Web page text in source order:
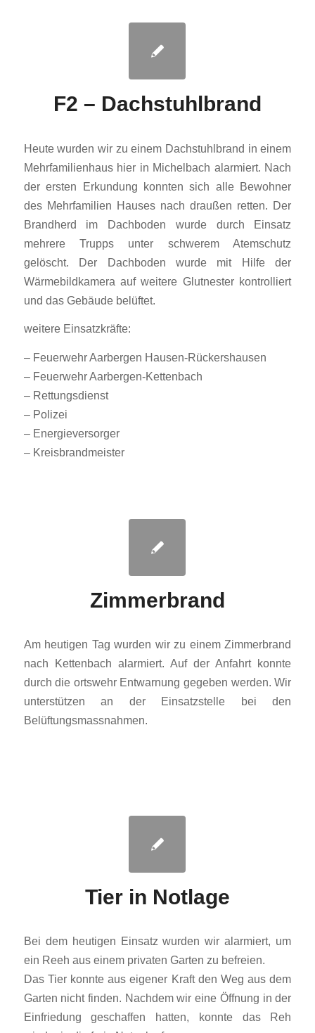
F2 – Dachstuhlbrand
Heute wurden wir zu einem Dachstuhlbrand in einem
Mehrfamilienhaus hier in Michelbach alarmiert. Nach
der ersten Erkundung konnten sich alle Bewohner
des Mehrfamilien Hauses nach draußen retten. Der
Brandherd im Dachboden wurde durch Einsatz
mehrere Trupps unter schwerem Atemschutz
gelöscht. Der Dachboden wurde mit Hilfe der
Wärmebildkamera auf weitere Glutnester kontrolliert
und das Gebäude belüftet.
weitere Einsatzkräfte:
– Feuerwehr Aarbergen Hausen-Rückershausen
– Feuerwehr Aarbergen-Kettenbach
– Rettungsdienst
– Polizei
– Energieversorger
– Kreisbrandmeister
Zimmerbrand
Am heutigen Tag wurden wir zu einem Zimmerbrand
nach Kettenbach alarmiert. Auf der Anfahrt konnte
durch die ortswehr Entwarnung gegeben werden. Wir
unterstützen an der Einsatzstelle bei den
Belüftungsmassnahmen.
Tier in Notlage
Bei dem heutigen Einsatz wurden wir alarmiert, um
ein Reeh aus einem privaten Garten zu befreien.
Das Tier konnte aus eigener Kraft den Weg aus dem
Garten nicht finden. Nachdem wir eine Öffnung in der
Einfriedung geschaffen hatten, konnte das Reh